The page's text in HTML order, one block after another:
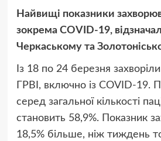
Найвищі показники
зокрема COVID-19,
Черкаському та
Із 18 по 24 березня
ГРВІ, включно із COVID-19.
серед загальної кількості
становить 58,9%. Показник
18,5% більше, ніж тиждень